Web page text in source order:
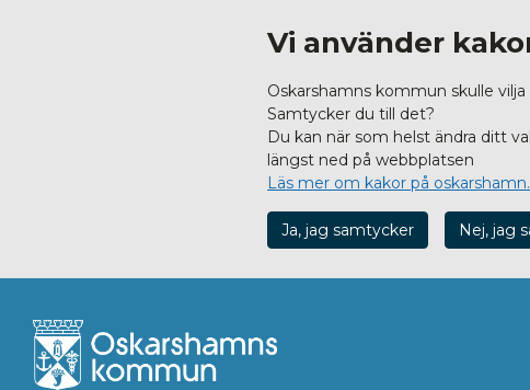
Vi använder
Oskarshamns kommun skulle
Samtycker du till det?
Du kan när som helst ändra ditt
längst ned på webbplatsen
Läs mer om kakor på
Ja, jag samtycker Nej, jag